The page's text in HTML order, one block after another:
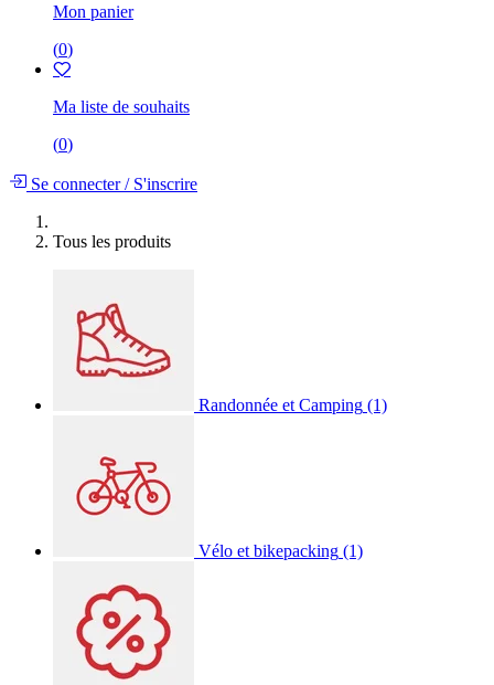
Mon panier
(0)
Ma liste de souhaits
(0)
Se connecter/S'inscrire
Tous les produits
Randonnée et Camping (1)
Vélo et bikepacking (1)